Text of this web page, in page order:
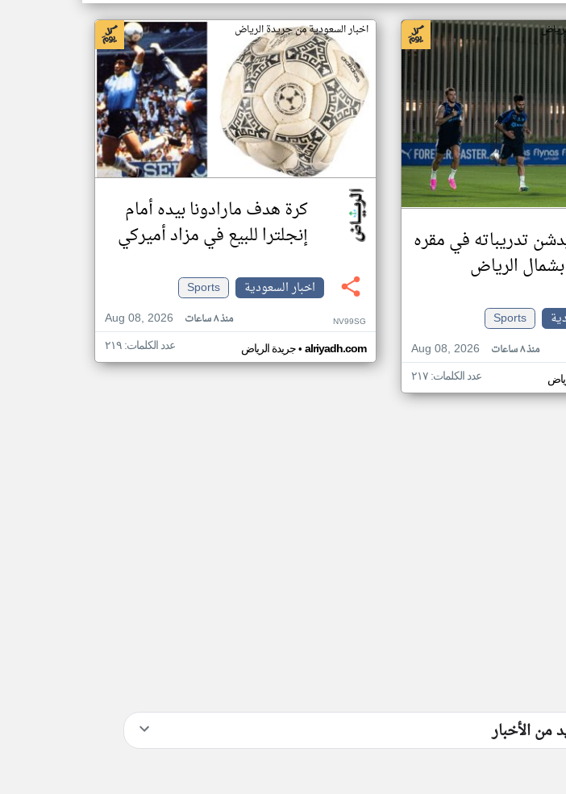
تدريباته في مقره
الرياض
Sports
Aug 08, 2026
منذ ٨ ساعات
عدد الكلمات: ٢١٧
اخبار السعودية من جريدة الرياض
كرة هدف مارادونا بيده أمام
إنجلترا للبيع في مزاد أميركي
اخبار السعودية
Sports
Aug 08, 2026
منذ ٨ ساعات NV99SG
جريدة الرياض• alriyadh.com عدد الكلمات: ٢١٩
من الأخبار